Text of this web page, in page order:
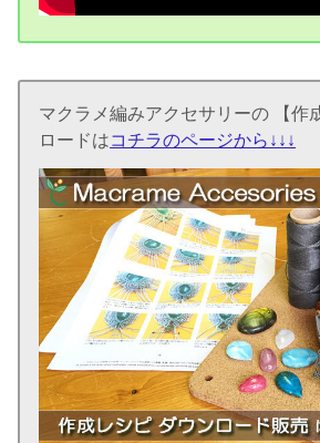
マクラメ編みアクセサリーの 【作
ロードはコチラのページから↓↓↓